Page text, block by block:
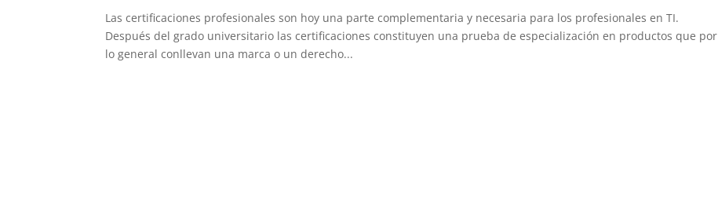
Las certificaciones profesionales son hoy una parte complementaria y necesaria para los profesionales en TI.
Después del grado universitario las certificaciones constituyen una prueba de especialización en productos que por
lo general conllevan una marca o un derecho...